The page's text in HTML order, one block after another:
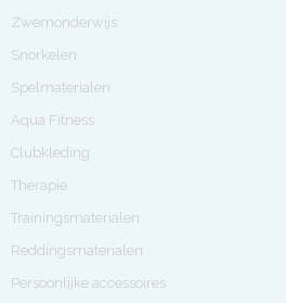
Zwemonderwijs
Snorkelen
Spelmaterialen
Aqua Fitness
Clubkleding
Therapie
Trainingsmaterialen
Reddingsmaterialen
Persoonlijke accessoires